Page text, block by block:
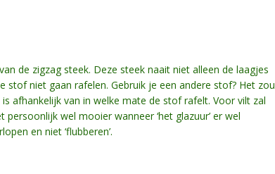
de zigzag steek. Deze steek naait niet alleen de laagjes
niet gaan rafelen. Gebruik je een andere stof? Het zou
afhankelijk van in welke mate de stof rafelt. Voor vilt zal
wel mooier wanneer ‘het glazuur’ er wel
en niet ‘flubberen’.